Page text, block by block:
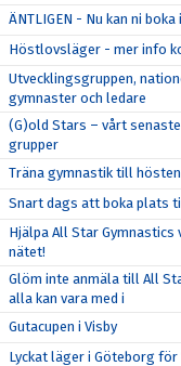
ÄNTLIGEN - Nu kan ni
Höstlovsläger - mer info
Utvecklingsgruppen,
gymnaster och ledare
(G)old Stars – vårt
grupper
Träna gymnastik till hösten
Snart dags att boka plats
Hjälpa All Star Gymnastics
nätet!
Glöm inte anmäla till All
alla kan vara med i
Gutacupen i Visby
Lyckat läger i Göteborg